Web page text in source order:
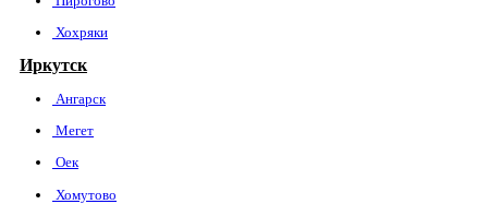
Хохряки
Иркутск
Ангарск
Мегет
Оек
Хомутово